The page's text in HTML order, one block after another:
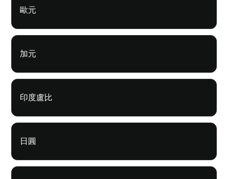
歐元
加元
印度盧比
日圓